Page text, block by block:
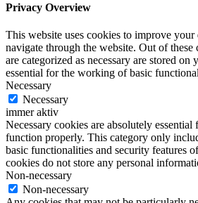
Privacy Overview
This website uses cookies to improve
navigate through the website. Out of these
are categorized as necessary are stored on
essential for the working of basic
Necessary
Necessary
immer aktiv
Necessary cookies are absolutely essential
function properly. This category only
basic functionalities and security features
cookies do not store any personal
Non-necessary
Non-necessary